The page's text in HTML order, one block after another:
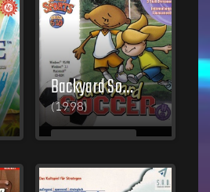
Backyard Soccer
(1998)
MEHR